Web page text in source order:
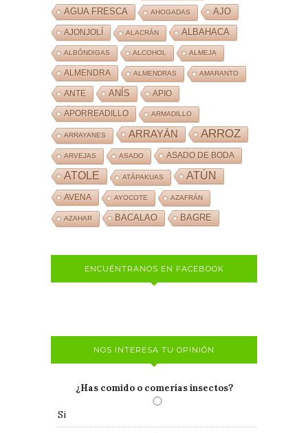
AGUA FRESCA AHOGADAS AJO
AJONJOLÍ ALACRÁN ALBAHACA
ALBÓNDIGAS ALCOHOL ALMEJA
ALMENDRA ALMENDRAS AMARANTO
ANTE ANÍS APIO
APORREADILLO ARMADILLO
ARRAYANES ARRAYÁN ARROZ
ARVEJAS ASADO ASADO DE BODA
ATOLE ATÁPAKUAS ATÚN
AVENA AYOCOTE AZAFRÁN
AZAHAR BACALAO BAGRE
ENCUÉNTRANOS EN FACEBOOK
NOS INTERESA TU OPINIÓN
¿Has comido o comerías insectos?
Si